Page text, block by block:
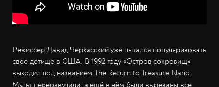
Режиссер Давид Черкасский уже пытался популяризовать
своё детище в США. В 1992 году «Остров сокровищ»
выходил под названием The Return to Treasure Island.
Мульт переозвучили, а ещё в нём были вырезаны все